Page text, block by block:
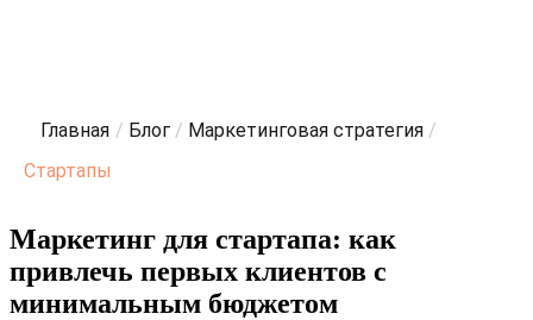
Главная / Блог / Маркетинговая стратегия /
Стартапы
Маркетинг для стартапа: как
привлечь первых клиентов с
минимальным бюджетом